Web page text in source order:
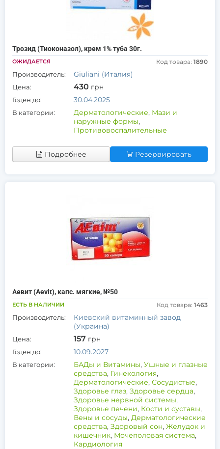
Трозид (Тиоконазол), крем 1% туба 30г.
ОЖИДАЕТСЯ Код товара: 1890
Производитель: Giuliani (Италия)
Цена: 430 грн
Годен до: 30.04.2025
В категории: Дерматологические, Мази и
наружные формы,
Противовоспалительные
Подробнее Резервировать
Аевит (Aevit), капс. мягкие, №50
ЕСТЬ В НАЛИЧИИ Код товара: 1463
Производитель:
Киевский витаминный завод
(Украина)
Цена: 157 грн
Годен до: 10.09.2027
В категории: БАДы и Витамины, Ушные и глазные
средства, Гинекология,
Дерматологические, Сосудистые,
Здоровье глаз, Здоровье сердца,
Здоровье нервной системы,
Здоровье печени, Кости и суставы,
Вены и сосуды, Дерматологические
средства, Здоровый сон, Желудок и
кишечник, Мочеполовая система,
Кардиология